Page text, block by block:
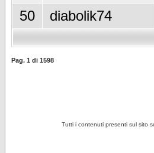
50
diabolik74
Pag. 1 di 1598
Tutti i contenuti presenti sul sito